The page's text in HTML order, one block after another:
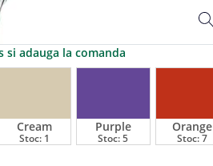
si adauga la comanda
Cream
Stoc: 1
Purple
Stoc:5
Orange
Stoc:7